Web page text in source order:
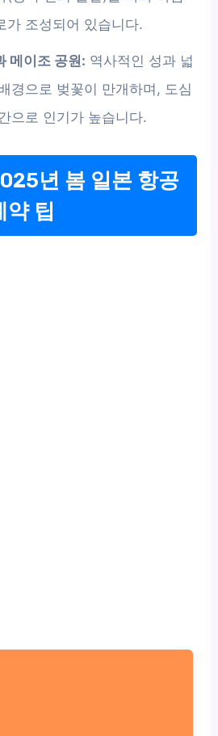
가 조성되어 있습니다.
메이조 공원: 역사적인 성과 넓
경으로 벚꽃이 만개하며, 도심
으로 인기가 높습니다.
년 봄 일본 항공
약 팁